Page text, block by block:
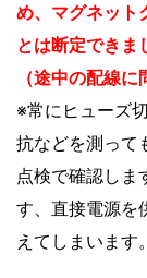
め、マグネット
とは断定できま
（途中の配線
※常にヒューズ
抗などを測って
点検で確認しま
す、直接電源を
えてしまいます。